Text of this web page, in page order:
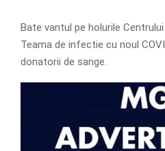
Bate vantul pe holurile
Teama de infectie cu noul
donatorii de sange.